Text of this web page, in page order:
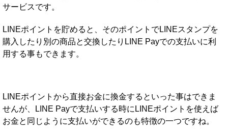
サービスです。
LINEポイントを貯めると、そのポイントでLINEスタンプを
購入したり別の商品と交換したりLINE Payでの支払いに利
用する事もできます。
LINEポイントから直接お金に換金するといった事はできま
せんが、LINE Payで支払いする時にLINEポイントを使えば
お金と同じように支払いができるのも特徴の一つですね。